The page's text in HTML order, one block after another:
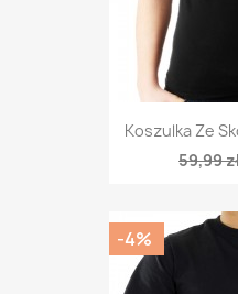
Koszulka Ze
59,99
-4%